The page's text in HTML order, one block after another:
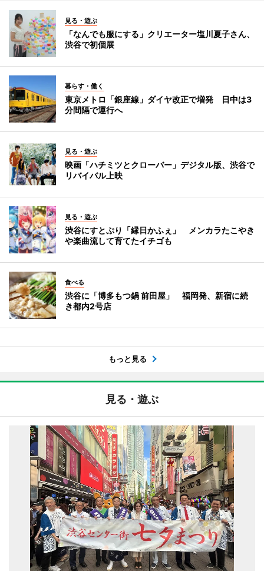
見る・遊ぶ
「なんでも服にする」クリエーター塩川夏子さん、
渋谷で初個展
暮らす・働く
東京メトロ「銀座線」ダイヤ改正で増発 日中は3
分間隔で運行へ
見る・遊ぶ
映画「ハチミツとクローバー」デジタル版、渋谷で
リバイバル上映
見る・遊ぶ
渋谷にすとぷり「縁日かふぇ」 メンカラたこやき
や楽曲流して育てたイチゴも
食べる
渋谷に「博多もつ鍋 前田屋」 福岡発、新宿に続
き都内2号店
もっと見る
見る・遊ぶ